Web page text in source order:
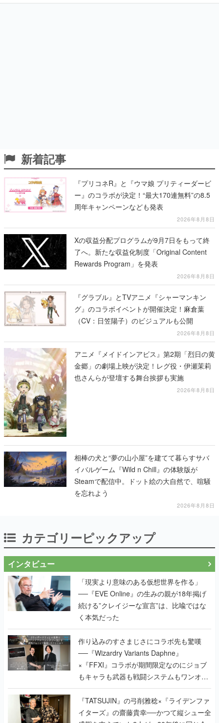
新着記事
『プリコネR』と『ウマ娘 プリティーダービ
ー』のコラボが決定！“最大170連無料”の8.5
周年キャンペーンなども発表
2026年8月8日
Xの収益分配プログラムが9月7日をもって終
了へ。新たな収益化制度「Original Content
Rewards Program」を発表
2026年8月8日
『グラブル』とTVアニメ『シャーマンキン
グ』のコラボイベントが開催決定！麻倉葉
（CV：日笠陽子）のビジュアルも公開
2026年8月8日
アニメ『メイドインアビス』第2期「烈日の黄
金郷」の劇場上映が決定！レグ役・伊瀬茉莉
也さんらが登壇する舞台挨拶も実施
2026年8月8日
相棒の犬と“夢の山小屋”を建てて暮らすサバ
イバルゲーム『Wild n Chill』の体験版が
Steamで配信中。ドット絵の大自然で、喧騒
を忘れよう
2026年8月8日
カテゴリーピックアップ
インタビュー
「現実より意味のある仮想世界を作る」
──『EVE Online』の生みの親が18年掲げ
続ける”クレイジーな宣言”は、比喩ではな
く本気だった
作り込みのすさまじさにコラボ先も驚嘆
──『Wizardry Variants Daphne』
×『FFXI』コラボが期間限定なのにジョブ
もキャラも武器も戦闘システムもワンオフ
で作り込まれた理由を両ディレクターに聞
く
『TATSUJIN』の弓削雅稔×『ライデンファ
イターズ』の齋藤貴幸──かつて縦シュー全